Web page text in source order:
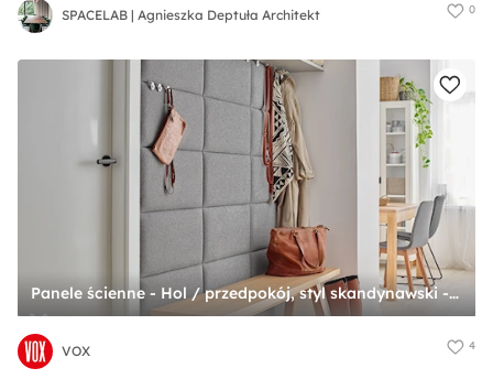
SPACELAB | Agnieszka Deptuła Architekt 0
Panele ścienne - Hol / przedpokój, styl skandynawski - zdjęcie od VOX
VOX 4